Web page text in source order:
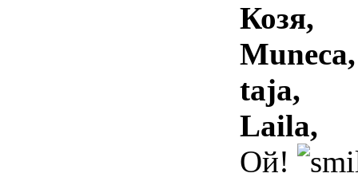
Козя,
Muneca,
taja,
Laila,
Ой!